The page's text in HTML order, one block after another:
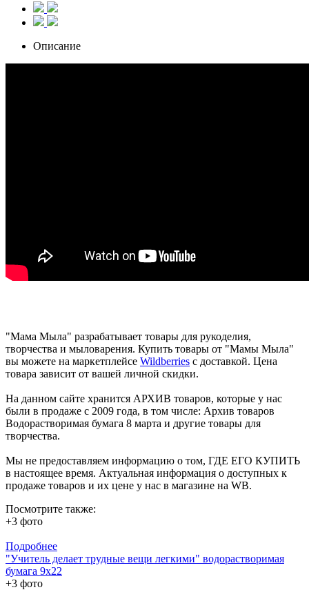
Описание
"Мама Мыла" разрабатывает товары для рукоделия,
творчества и мыловарения. Купить товары от "Мамы Мыла"
вы можете на маркетплейсе Wildberries с доставкой. Цена
товара зависит от вашей личной скидки.
На данном сайте хранится АРХИВ товаров, которые у нас
были в продаже с 2009 года, в том числе: Архив товаров
Водорастворимая бумага 8 марта и другие товары для
творчества.
Мы не предоставляем информацию о том, ГДЕ ЕГО КУПИТЬ
в настоящее время. Актуальная информация о доступных к
продаже товаров и их цене у нас в магазине на WB.
Посмотрите также:
+3 фото
Подробнее
"Учитель делает трудные вещи легкими" водорастворимая
бумага 9х22
+3 фото